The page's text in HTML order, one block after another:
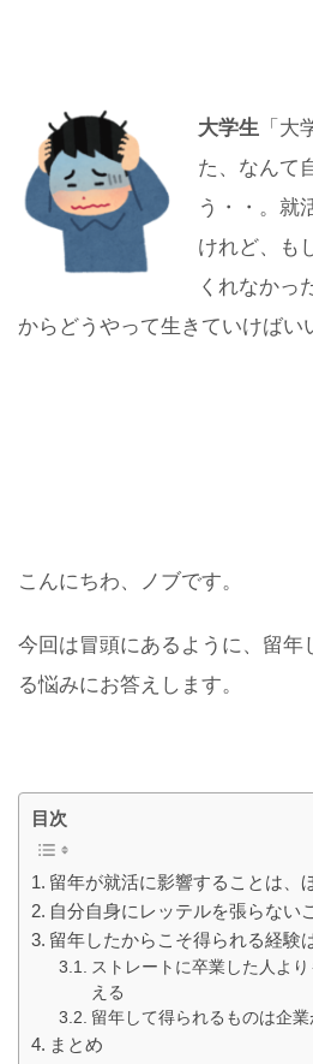
大学生 「
た、なんて
う・・。就
けれど、も
くれなかっ
からどうやって生きていけばい
こんにちわ、ノブです。
今回は冒頭にあるように、留年
る悩みにお答えします。
目次
留年が就活に影響することは、
自分自身にレッテルを張らない
留年したからこそ得られる経験
ストレートに卒業した人よ
える
留年して得られるものは企
まとめ